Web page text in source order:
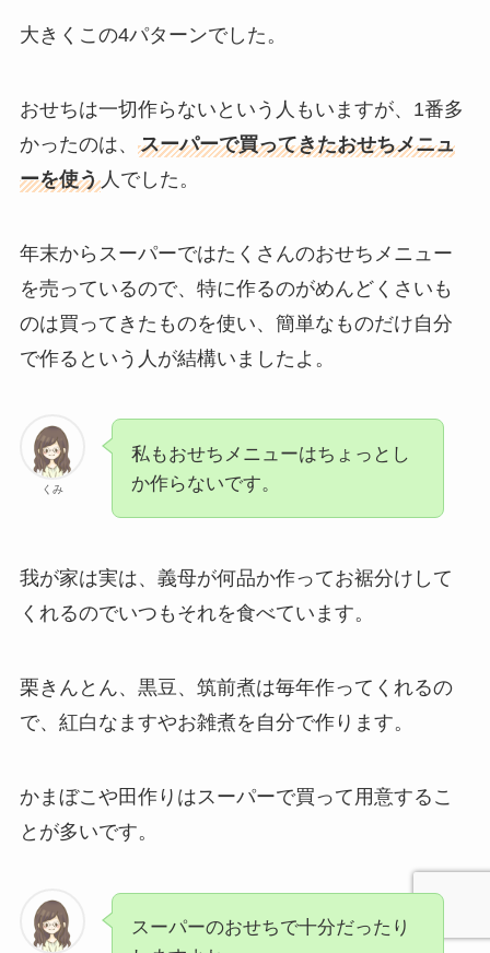
大きくこの4パターンでした。
おせちは一切作らないという人もいますが、1番多
かったのは、 スーパーで買ってきたおせちメニュ
ーを使う人でした。
年末からスーパーではたくさんのおせちメニュー
を売っているので、特に作るのがめんどくさいも
のは買ってきたものを使い、簡単なものだけ自分
で作るという人が結構いましたよ。
くみ
私もおせちメニューはちょっとし
か作らないです。
我が家は実は、義母が何品か作ってお裾分けして
くれるのでいつもそれを食べています。
栗きんとん、黒豆、筑前煮は毎年作ってくれるの
で、紅白なますやお雑煮を自分で作ります。
かまぼこや田作りはスーパーで買って用意するこ
とが多いです。
スーパーのおせちで十分だったり